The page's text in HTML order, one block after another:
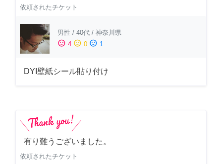
依頼されたチケット
男性 / 40代 / 神奈川県
sentiment_satisfied 4 sentiment_neutral 0 sentiment_dissatisfied 1
DYI壁紙シール貼り付け
有り難うございました。
依頼されたチケット